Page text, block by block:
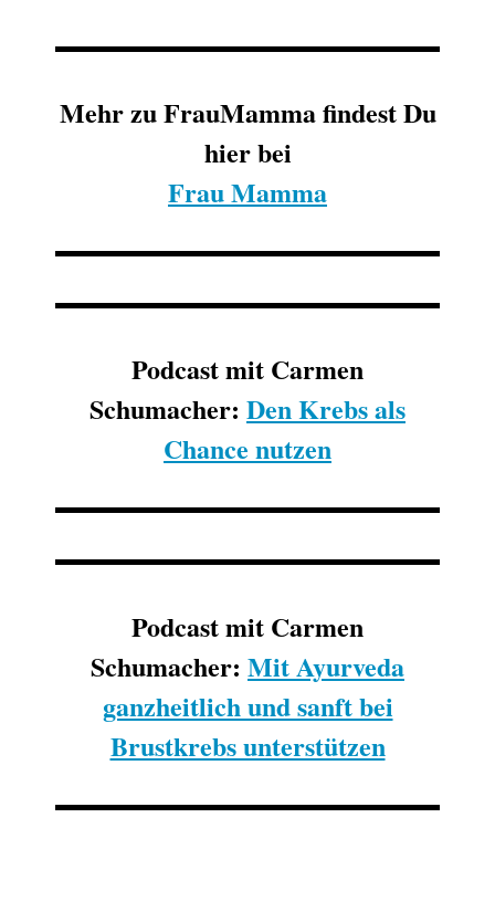
Mehr zu FrauMamma findest Du
hier bei
Frau Mamma
Podcast mit Carmen
Schumacher: Den Krebs als
Chance nutzen
Podcast mit Carmen
Schumacher: Mit Ayurveda
ganzheitlich und sanft bei
Brustkrebs unterstützen